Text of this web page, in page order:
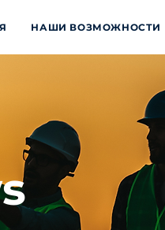
НАШИ ВОЗМОЖНОСТИ